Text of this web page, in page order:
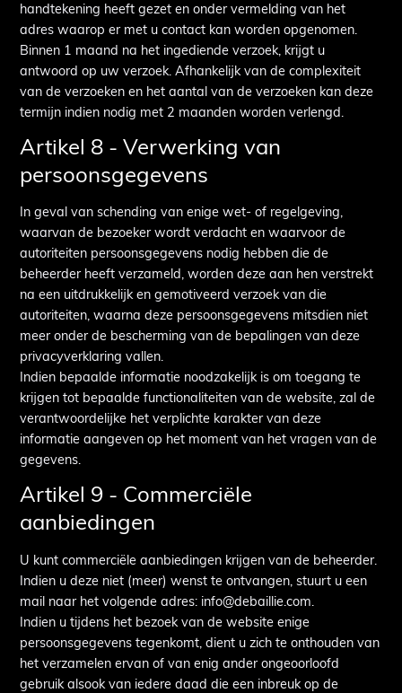
handtekening heeft gezet en onder vermelding van het
adres waarop er met u contact kan worden opgenomen.
Binnen 1 maand na het ingediende verzoek, krijgt u
antwoord op uw verzoek. Afhankelijk van de complexiteit
van de verzoeken en het aantal van de verzoeken kan deze
termijn indien nodig met 2 maanden worden verlengd.
Artikel 8 - Verwerking van
persoonsgegevens
In geval van schending van enige wet- of regelgeving,
waarvan de bezoeker wordt verdacht en waarvoor de
autoriteiten persoonsgegevens nodig hebben die de
beheerder heeft verzameld, worden deze aan hen verstrekt
na een uitdrukkelijk en gemotiveerd verzoek van die
autoriteiten, waarna deze persoonsgegevens mitsdien niet
meer onder de bescherming van de bepalingen van deze
privacyverklaring vallen.
Indien bepaalde informatie noodzakelijk is om toegang te
krijgen tot bepaalde functionaliteiten van de website, zal de
verantwoordelijke het verplichte karakter van deze
informatie aangeven op het moment van het vragen van de
gegevens.
Artikel 9 - Commerciële
aanbiedingen
U kunt commerciële aanbiedingen krijgen van de beheerder.
Indien u deze niet (meer) wenst te ontvangen, stuurt u een
mail naar het volgende adres: info@debaillie.com.
Indien u tijdens het bezoek van de website enige
persoonsgegevens tegenkomt, dient u zich te onthouden van
het verzamelen ervan of van enig ander ongeoorloofd
gebruik alsook van iedere daad die een inbreuk op de